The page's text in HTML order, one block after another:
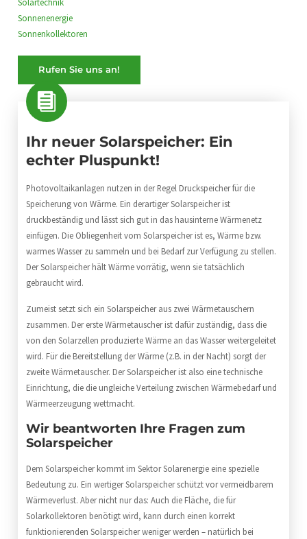
Sonnenenergie
Sonnenkollektoren
Rufen Sie uns an!
Ihr neuer Solarspeicher: Ein
echter Pluspunkt!
Photovoltaikanlagen nutzen in der Regel Druckspeicher für die
Speicherung von Wärme. Ein derartiger Solarspeicher ist
druckbeständig und lässt sich gut in das hausinterne Wärmenetz
einfügen. Die Obliegenheit vom Solarspeicher ist es, Wärme bzw.
warmes Wasser zu sammeln und bei Bedarf zur Verfügung zu stellen.
Der Solarspeicher hält Wärme vorrätig, wenn sie tatsächlich
gebraucht wird.
Zumeist setzt sich ein Solarspeicher aus zwei Wärmetauschern
zusammen. Der erste Wärmetauscher ist dafür zuständig, dass die
von den Solarzellen produzierte Wärme an das Wasser weitergeleitet
wird. Für die Bereitstellung der Wärme (z.B. in der Nacht) sorgt der
zweite Wärmetauscher. Der Solarspeicher ist also eine technische
Einrichtung, die die ungleiche Verteilung zwischen Wärmebedarf und
Wärmeerzeugung wettmacht.
Wir beantworten Ihre Fragen zum
Solarspeicher
Dem Solarspeicher kommt im Sektor Solarenergie eine spezielle
Bedeutung zu. Ein wertiger Solarspeicher schützt vor vermeidbarem
Wärmeverlust. Aber nicht nur das: Auch die Fläche, die für
Solarkollektoren benötigt wird, kann durch einen korrekt
funktionierenden Solarspeicher weniger werden – natürlich bei